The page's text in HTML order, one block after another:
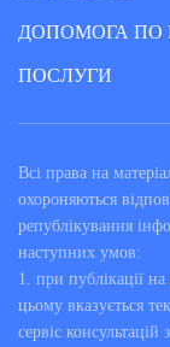
ДОПОМОГА ПО
ПОСЛУГИ
Всі права на
охороняються
републікування
наступних умов:
1. при публікації
цьому вказується
сервіс